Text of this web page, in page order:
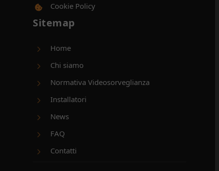
Cookie Policy
Sitemap
Home
Chi siamo
Normativa Videosorveglianza
Installatori
News
FAQ
Contatti